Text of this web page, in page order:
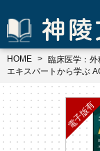
HOME 臨床医学：外
エキスパートから学ぶ